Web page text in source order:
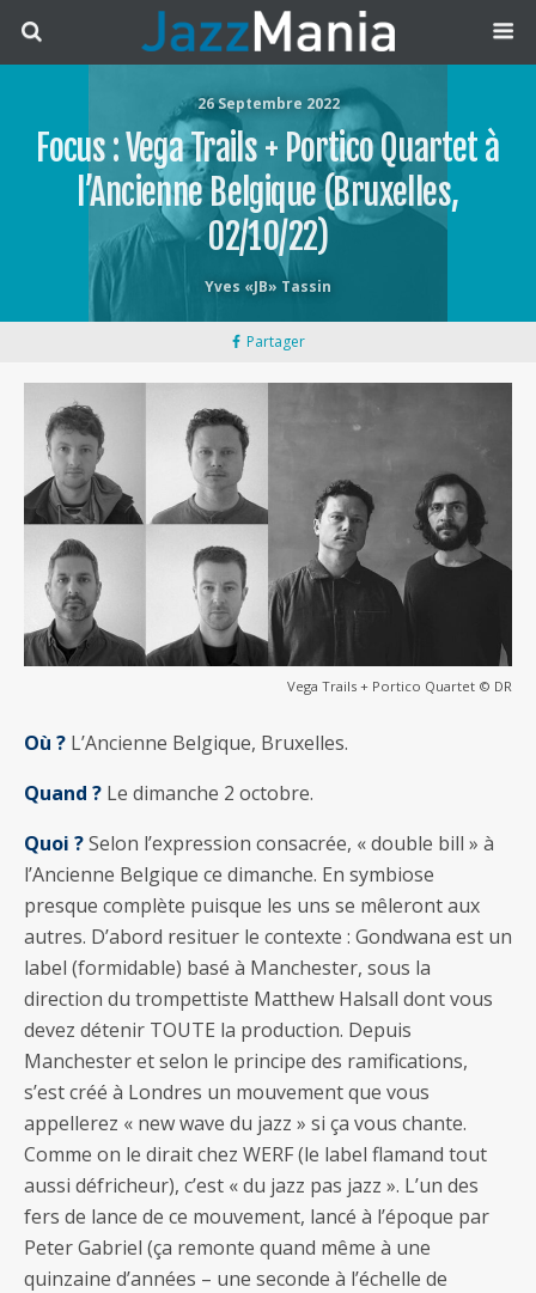
26 Septembre 2022
Focus : Vega Trails + Portico Quartet à
l’Ancienne Belgique (Bruxelles,
02/10/22)
Yves «JB» Tassin
Partager
Vega Trails + Portico Quartet © DR
Où ? L’Ancienne Belgique, Bruxelles.
Quand ? Le dimanche 2 octobre.
Quoi ?Selon l’expression consacrée, « double bill » à
l’Ancienne Belgique ce dimanche. En symbiose
presque complète puisque les uns se mêleront aux
autres. D’abord resituer le contexte : Gondwana est un
label (formidable) basé à Manchester, sous la
direction du trompettiste Matthew Halsall dont vous
devez détenir TOUTE la production. Depuis
Manchester et selon le principe des ramifications,
s’est créé à Londres un mouvement que vous
appellerez « new wave du jazz » si ça vous chante.
Comme on le dirait chez WERF (le label flamand tout
aussi défricheur), c’est « du jazz pas jazz ». L’un des
fers de lance de ce mouvement, lancé à l’époque par
Peter Gabriel (ça remonte quand même à une
quinzaine d’années – une seconde à l’échelle de